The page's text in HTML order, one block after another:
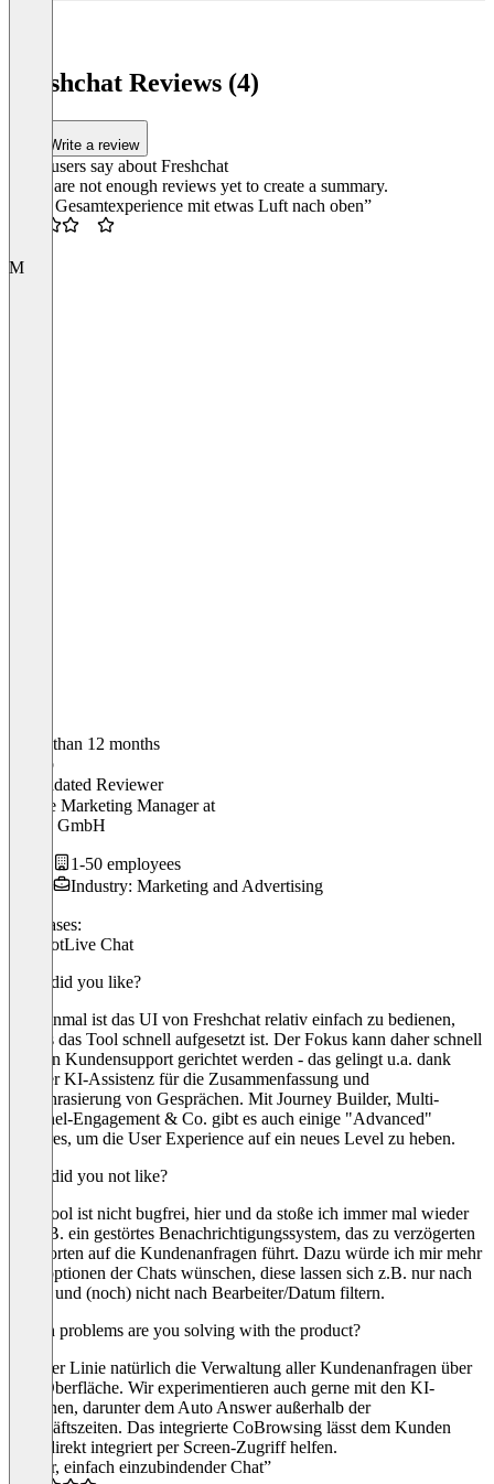
of
Freshchat Reviews (4)
Write a review
What users say about Freshchat
There are not enough reviews yet to create a summary.
“Gute Gesamtexperience mit etwas Luft nach oben”
M
Older than 12 months
Marco
Validated Reviewer
Online Marketing Managerat
reseen GmbH
1-50 employees
Industry: Marketing and Advertising
Use cases:
ChatbotLive Chat
What did you like?
Erst einmal ist das UI von Freshchat relativ einfach zu bedienen,
sodass das Tool schnell aufgesetzt ist. Der Fokus kann daher schnell
auf den Kundensupport gerichtet werden - das gelingt u.a. dank
eigener KI-Assistenz für die Zusammenfassung und
Paraphrasierung von Gesprächen. Mit Journey Builder, Multi-
Channel-Engagement & Co. gibt es auch einige "Advanced"
Features, um die User Experience auf ein neues Level zu heben.
What did you not like?
Das Tool ist nicht bugfrei, hier und da stoße ich immer mal wieder
auf z.B. ein gestörtes Benachrichtigungssystem, das zu verzögerten
Antworten auf die Kundenanfragen führt. Dazu würde ich mir mehr
Filteroptionen der Chats wünschen, diese lassen sich z.B. nur nach
Kanal und (noch) nicht nach Bearbeiter/Datum filtern.
Which problems are you solving with the product?
In erster Linie natürlich die Verwaltung aller Kundenanfragen über
eine Oberfläche. Wir experimentieren auch gerne mit den KI-
Optionen, darunter dem Auto Answer außerhalb der
Geschäftszeiten. Das integrierte CoBrowsing lässt dem Kunden
auch direkt integriert per Screen-Zugriff helfen.
“Guter, einfach einzubindender Chat”